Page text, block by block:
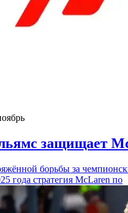
защищает
борьбы за
года стратегия McLaren по